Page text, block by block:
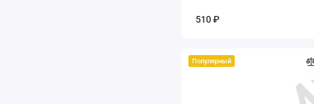
510 ₽
Популярный